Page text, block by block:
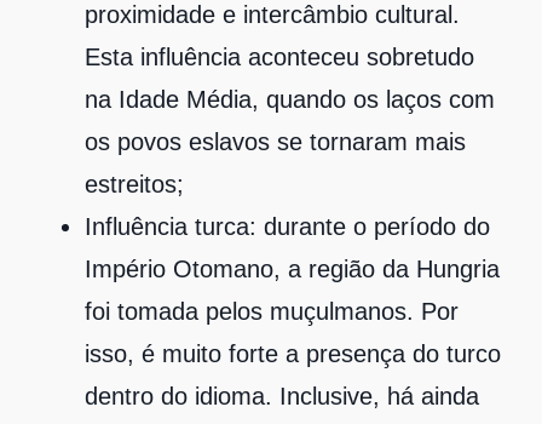
proximidade e intercâmbio cultural.
Esta influência aconteceu sobretudo
na Idade Média, quando os laços com
os povos eslavos se tornaram mais
estreitos;
Influência turca: durante o período do
Império Otomano, a região da Hungria
foi tomada pelos muçulmanos. Por
isso, é muito forte a presença do turco
dentro do idioma. Inclusive, há ainda